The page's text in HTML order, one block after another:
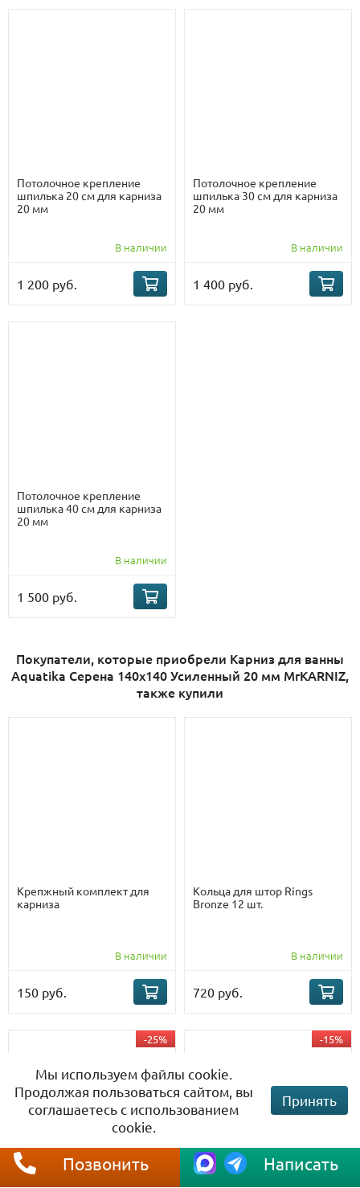
Потолочное крепление
шпилька 20 см для карниза
20 мм
В наличии
1 200 руб.
Потолочное крепление
шпилька 30 см для карниза
20 мм
В наличии
1 400 руб.
Потолочное крепление
шпилька 40 см для карниза
20 мм
В наличии
1 500 руб.
Покупатели, которые приобрели Карниз для ванны
Aquatika Серена 140х140 Усиленный 20 мм MrKARNIZ,
также купили
Крепжный комплект для
карниза
В наличии
150 руб.
Кольца для штор Rings
Bronze 12 шт.
В наличии
720 руб.
-25% -15%
Позвонить Написать
Мы используем файлы cookie.
Продолжая пользоваться сайтом, вы
соглашаетесь с использованием
cookie.
Принять